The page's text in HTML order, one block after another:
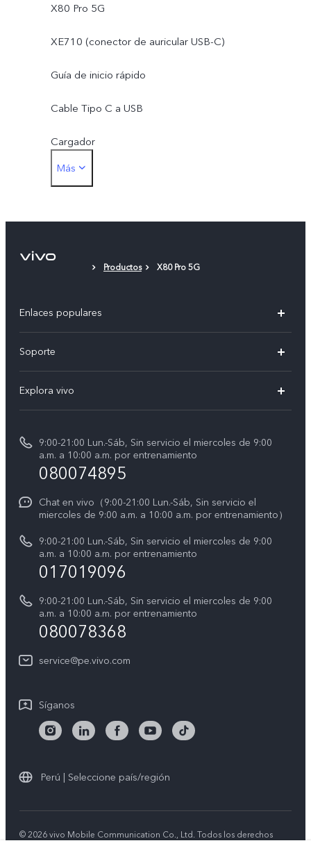
X80 Pro 5G
XE710 (conector de auricular USB-C)
Guía de inicio rápido
Cable Tipo C a USB
Cargador
Herramienta de expulsión de SIM
Tarjeta de garantía
Más
Productos X80 Pro 5G
Enlaces populares
V60 Lite 5G
Y39 5G
Soporte
Centro de servicio
Autenticación de IMEI
Consulta el Precio de los Repuestos
Manual del usuario
Progreso de la reparación
Instrucciones de la garantía de vivo
Declaración de privacidad de vivo
Explora vivo
La vida en vivo
Avisos legales
Acerca de nosotros
Centro de privacidad de vivo
9:00-21:00 Lun.-Sáb, Sin servicio el miercoles de 9:00
a.m. a 10:00 a.m. por entrenamiento
080074895
Chat en vivo（9:00-21:00 Lun.-Sáb, Sin servicio el
miercoles de 9:00 a.m. a 10:00 a.m. por entrenamiento）
9:00-21:00 Lun.-Sáb, Sin servicio el miercoles de 9:00
a.m. a 10:00 a.m. por entrenamiento
017019096
9:00-21:00 Lun.-Sáb, Sin servicio el miercoles de 9:00
a.m. a 10:00 a.m. por entrenamiento
080078368
service@pe.vivo.com
Síganos
Perú | Seleccione país/región
© 2026 vivo Mobile Communication Co., Ltd. Todos los derechos